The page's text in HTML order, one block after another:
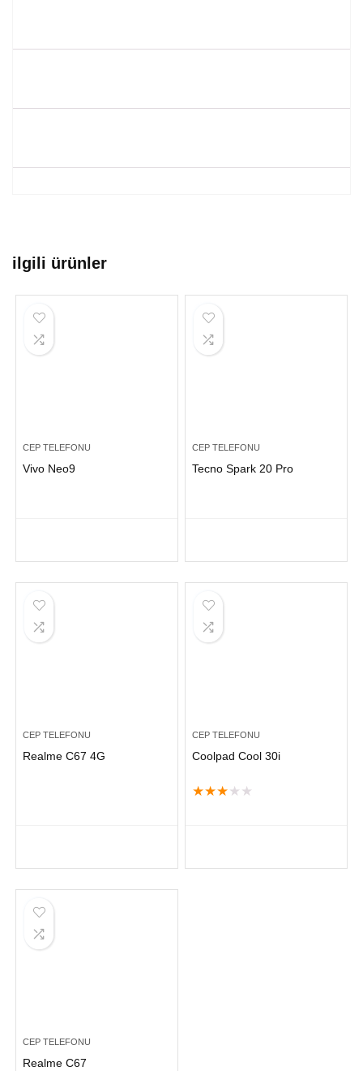
ilgili ürünler
CEP TELEFONU
Vivo Neo9
CEP TELEFONU
Tecno Spark 20 Pro
CEP TELEFONU
Realme C67 4G
CEP TELEFONU
Coolpad Cool 30i
★★★ ★ ★
CEP TELEFONU
Realme C67